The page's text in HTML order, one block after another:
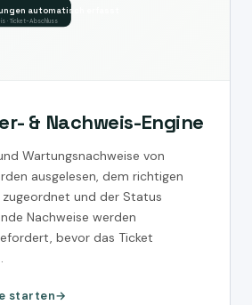
automatisch erfasst
· Ticket-Abschluss
& Nachweis-Engine
Wartungsnachweise von
ausgelesen, dem richtigen
zugeordnet und der Status
Nachweise werden
bevor das Ticket
starten